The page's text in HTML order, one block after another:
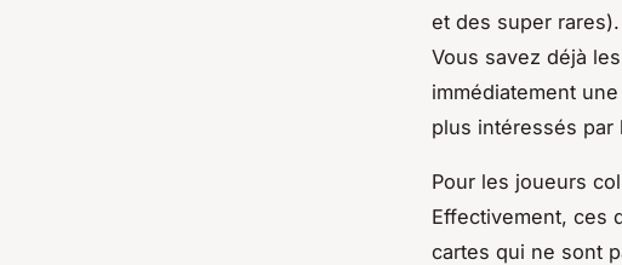
et des super
Vous savez déjà
immédiatement
plus intéressés par
Pour les joueurs
Effectivement, ces
cartes qui ne sont